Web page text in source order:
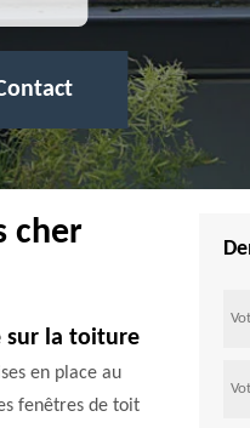
cher
sur la toiture
en place au
fenêtres de toit